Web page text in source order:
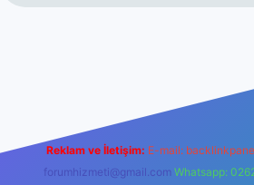
Reklam ve İletişim: E-mail:
forumhizmeti@gmail.com Whatsapp: